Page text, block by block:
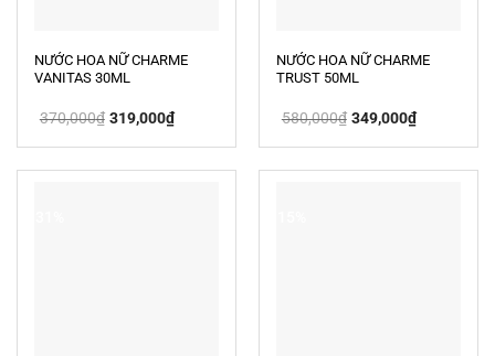
NƯỚC HOA NỮ CHARME
VANITAS 30ML
370,000₫ Giá
gốc
319,000₫Giá
hiện
319,000₫.
NƯỚC HOA NỮ CHARME
TRUST 50ML
580,000₫ Giá
gốc
349,000₫Giá
hiện
349,000₫.